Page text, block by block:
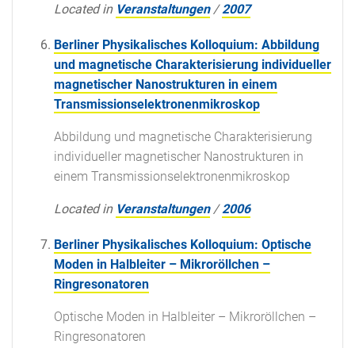
Located in Veranstaltungen /2007
Berliner Physikalisches Kolloquium: Abbildung
und magnetische Charakterisierung individueller
magnetischer Nanostrukturen in einem
Transmissionselektronenmikroskop
Abbildung und magnetische Charakterisierung
individueller magnetischer Nanostrukturen in
einem Transmissionselektronenmikroskop
Located in Veranstaltungen /2006
Berliner Physikalisches Kolloquium: Optische
Moden in Halbleiter – Mikroröllchen –
Ringresonatoren
Optische Moden in Halbleiter – Mikroröllchen –
Ringresonatoren